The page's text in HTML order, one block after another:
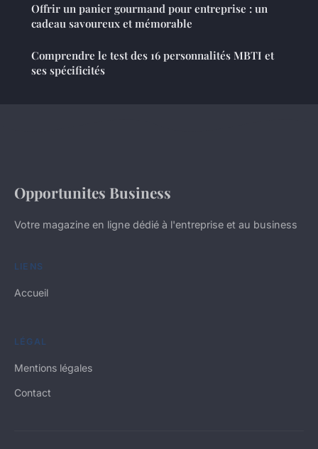
Offrir un panier gourmand pour entreprise : un
cadeau savoureux et mémorable
Comprendre le test des 16 personnalités MBTI et
ses spécificités
Opportunites Business
Votre magazine en ligne dédié à l'entreprise et au business
LIENS
Accueil
LÉGAL
Mentions légales
Contact